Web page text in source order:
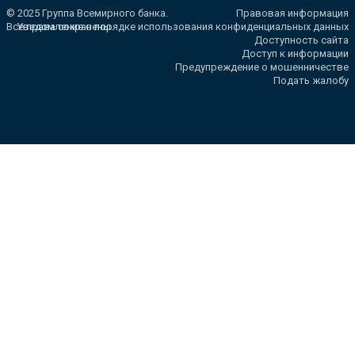
© 2025 Группа Всемирного банка.
Все права сохранены.
Правовая информация
Уведомление о порядке использования конфиденциальных данных
Доступность сайта
Доступ к информации
Предупреждение о мошенничестве
Подать жалобу